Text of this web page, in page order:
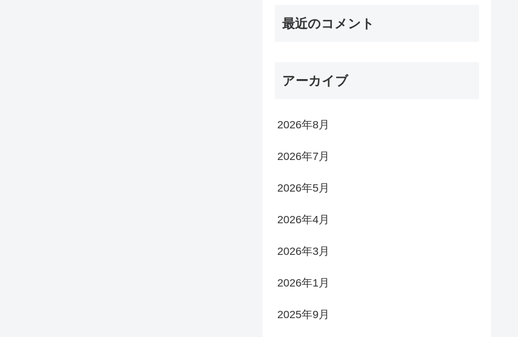
最近のコメント
アーカイブ
2026年8月
2026年7月
2026年5月
2026年4月
2026年3月
2026年1月
2025年9月